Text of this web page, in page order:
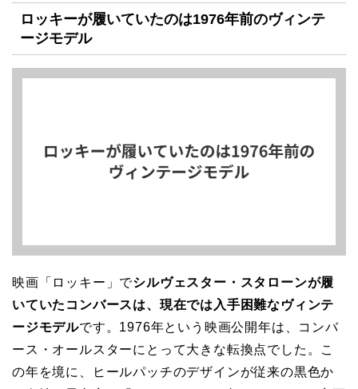
ロッキーが履いていたのは1976年前のヴィンテ
ージモデル
映画「ロッキー」でシルヴェスター・スタローンが履
いていたコンバースは、現在では入手困難なヴィンテ
ージモデルです。1976年という映画公開年は、コンバ
ース・オールスターにとって大きな転換点でした。こ
の年を境に、ヒールパッチのデザインが従来の黒色か